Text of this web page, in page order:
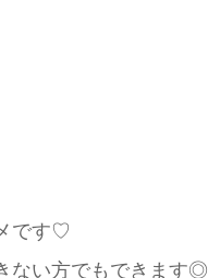
です♡
ない方でもできます◎